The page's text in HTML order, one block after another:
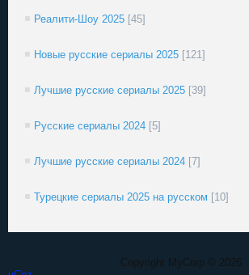
Реалити-Шоу 2025 [45]
Новые русские сериалы 2025 [121]
Лучшие русские сериалы 2025 [39]
Русские сериалы 2024 [5]
Лучшие русские сериалы 2024 [7]
Турецкие сериалы 2025 на русском [10]
Copyright MyCorp © 2026